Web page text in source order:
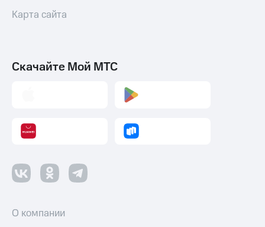
Умные
часы
Умный
дом
Все
товары
Карта сайта
Скачайте Мой МТС
О компании